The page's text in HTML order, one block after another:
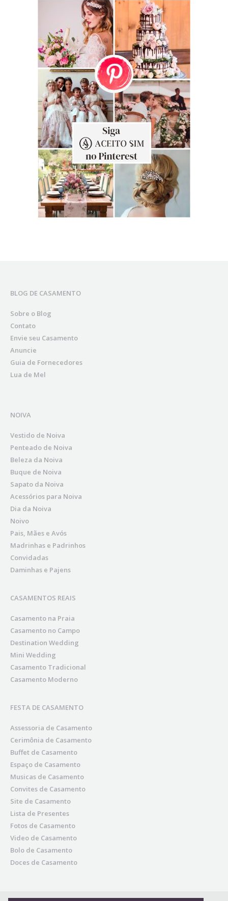
BLOG DE CASAMENTO
Sobre o Blog
Contato
Envie seu Casamento
Anuncie
Guia de Fornecedores
Lua de Mel
NOIVA
Vestido de Noiva
Penteado de Noiva
Beleza da Noiva
Buque de Noiva
Sapato da Noiva
Acessórios para Noiva
Dia da Noiva
Noivo
Pais, Mães e Avós
Madrinhas e Padrinhos
Convidadas
Daminhas e Pajens
CASAMENTOS REAIS
Casamento na Praia
Casamento no Campo
Destination Wedding
Mini Wedding
Casamento Tradicional
Casamento Moderno
FESTA DE CASAMENTO
Assessoria de Casamento
Cerimônia de Casamento
Buffet de Casamento
Espaço de Casamento
Musicas de Casamento
Convites de Casamento
Site de Casamento
Lista de Presentes
Fotos de Casamento
Video de Casamento
Bolo de Casamento
Doces de Casamento